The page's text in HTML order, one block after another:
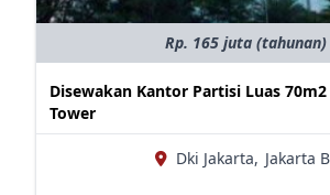
Rp. 165 juta (tahunan)
Disewakan Kantor Partisi Luas
Tower
Dki Jakarta, Jakarta